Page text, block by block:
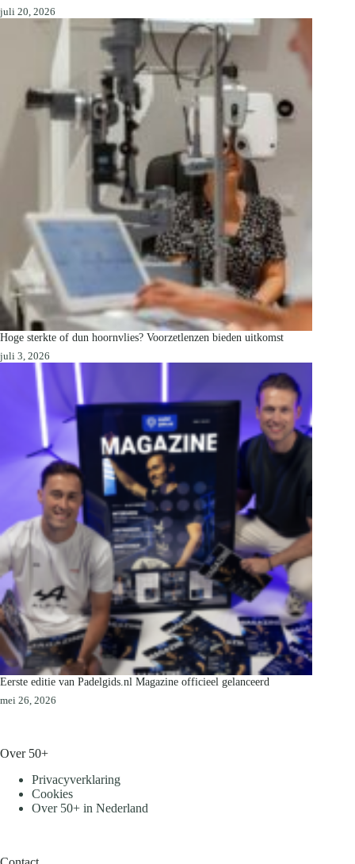
juli 20, 2026
Hoge sterkte of dun hoornvlies? Voorzetlenzen bieden uitkomst
juli 3, 2026
Eerste editie van Padelgids.nl Magazine officieel gelanceerd
mei 26, 2026
Over 50+
Privacyverklaring
Cookies
Over 50+ in Nederland